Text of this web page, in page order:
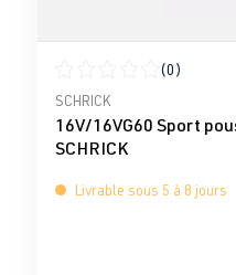
Note moyenne de 0 sur
(0)
SCHRICK
16V/16VG60 Sport
SCHRICK
Livrable sous 5 à 8 jours